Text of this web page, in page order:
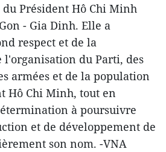
Président Hô Chi Minh
- Gia Dinh. Elle a
respect et de la
l'organisation du Parti, des
armées et de la population
Hô Chi Minh, tout en
à poursuivre
et de développement de
son nom. -VNA